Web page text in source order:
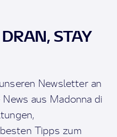
STAY
Newsletter an
aus Madonna di
Tipps zum